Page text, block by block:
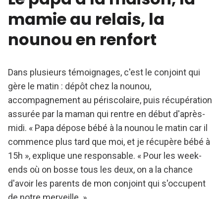
mamie au relais, la
nounou en renfort
Dans plusieurs témoignages, c'est le conjoint qui
gère le matin : dépôt chez la nounou,
accompagnement au périscolaire, puis récupération
assurée par la maman qui rentre en début d'après-
midi. « Papa dépose bébé à la nounou le matin car il
commence plus tard que moi, et je récupère bébé à
15h », explique une responsable. « Pour les week-
ends où on bosse tous les deux, on a la chance
d'avoir les parents de mon conjoint qui s'occupent